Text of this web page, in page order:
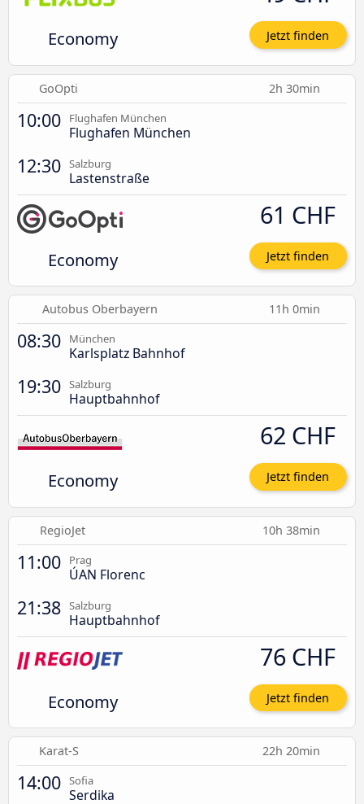
Economy Jetzt finden
GoOpti 2h 30min
10:00 Flughafen München
Flughafen München
12:30 Salzburg
Lastenstraße
Economy
61 CHF
Jetzt finden
Autobus Oberbayern 11h 0min
08:30 München
Karlsplatz Bahnhof
19:30 Salzburg
Hauptbahnhof
Economy
62 CHF
Jetzt finden
RegioJet 10h 38min
11:00 Prag
ÚAN Florenc
21:38 Salzburg
Hauptbahnhof
Economy
76 CHF
Jetzt finden
Karat-S 22h 20min
14:00 Sofia
Serdika